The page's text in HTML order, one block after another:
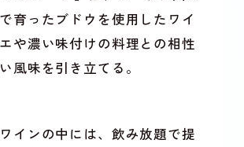
育ったブドウを使用したワイ
や濃い味付けの料理との相性
風味を引き立てる。
インの中には、飲み放題で提